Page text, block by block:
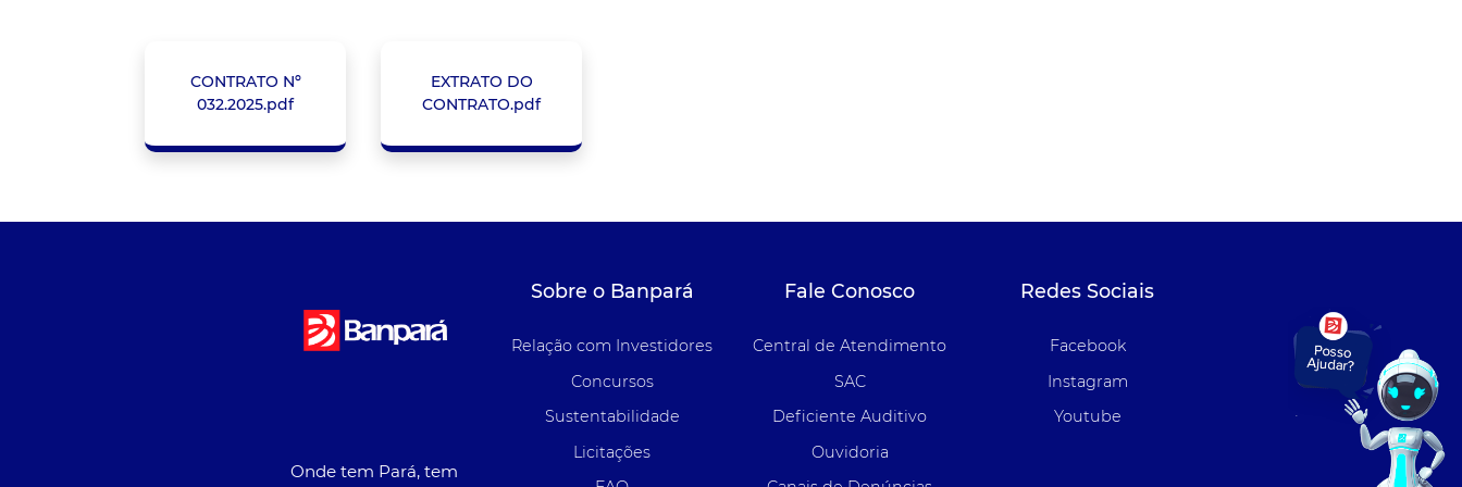
CONTRATO Nº
032.2025.pdf
EXTRATO DO
CONTRATO.pdf
Onde tem Pará, tem
Sobre o Banpará
Relação com Investidores
Concursos
Sustentabilidade
Licitações
Fale Conosco
Central de Atendimento
SAC
Deficiente Auditivo
Ouvidoria
Redes Sociais
Facebook
Instagram
Youtube